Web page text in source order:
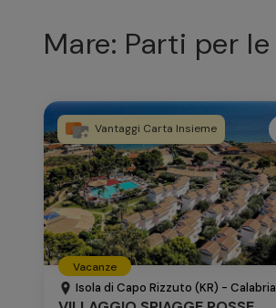
Mare: Parti per
Vantaggi Carta Insieme
Vacanze
Isola di Capo Rizzuto (KR) - Calabria -